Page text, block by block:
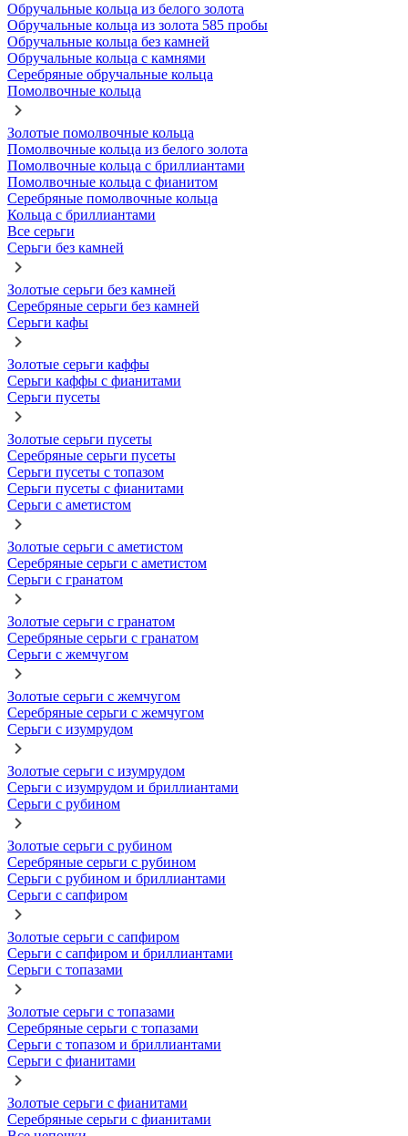
Обручальные кольца из белого золота
Обручальные кольца из золота 585 пробы
Обручальные кольца без камней
Обручальные кольца с камнями
Серебряные обручальные кольца
Помолвочные кольца
Золотые помолвочные кольца
Помолвочные кольца из белого золота
Помолвочные кольца с бриллиантами
Помолвочные кольца с фианитом
Серебряные помолвочные кольца
Кольца с бриллиантами
Все серьги
Серьги без камней
Золотые серьги без камней
Серебряные серьги без камней
Серьги кафы
Золотые серьги каффы
Серьги каффы с фианитами
Серьги пусеты
Золотые серьги пусеты
Серебряные серьги пусеты
Серьги пусеты с топазом
Серьги пусеты с фианитами
Серьги с аметистом
Золотые серьги с аметистом
Серебряные серьги с аметистом
Серьги с гранатом
Золотые серьги с гранатом
Серебряные серьги с гранатом
Серьги с жемчугом
Золотые серьги с жемчугом
Серебряные серьги с жемчугом
Серьги с изумрудом
Золотые серьги с изумрудом
Серьги с изумрудом и бриллиантами
Серьги с рубином
Золотые серьги с рубином
Серебряные серьги с рубином
Серьги с рубином и бриллиантами
Серьги с сапфиром
Золотые серьги с сапфиром
Серьги с сапфиром и бриллиантами
Серьги с топазами
Золотые серьги с топазами
Серебряные серьги с топазами
Серьги с топазом и бриллиантами
Серьги с фианитами
Золотые серьги с фианитами
Серебряные серьги с фианитами